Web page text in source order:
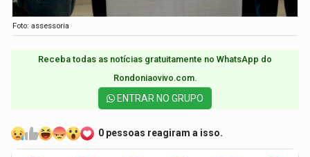
Foto: assessoria
Receba todas as notícias gratuitamente no WhatsApp do
Rondoniaovivo.com.​
ENTRAR NO GRUPO
0 pessoas reagiram a isso.